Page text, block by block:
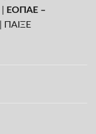
ΕΟΠΑΕ –
| ΠΑΙΞΕ